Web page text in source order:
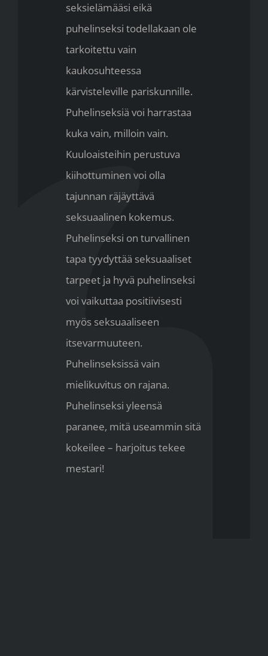
seksielämääsi eikä
puhelinseksi todellakaan ole
tarkoitettu vain
kaukosuhteessa
kärvisteleville pariskunnille.
Puhelinseksiä voi harrastaa
kuka vain, milloin vain.
Kuuloaisteihin perustuva
kiihottuminen voi olla
tajunnan räjäyttävä
seksuaalinen kokemus.
Puhelinseksi on turvallinen
tapa tyydyttää seksuaaliset
tarpeet ja hyvä puhelinseksi
voi vaikuttaa positiivisesti
myös seksuaaliseen
itsevarmuuteen.
Puhelinseksissä vain
mielikuvitus on rajana.
Puhelinseksi yleensä
paranee, mitä useammin sitä
kokeilee – harjoitus tekee
mestari!